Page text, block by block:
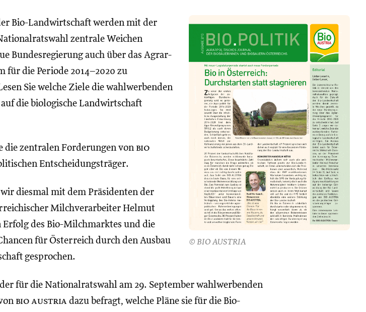
© BIO AUSTRIA
Bio-Landwirtschaft werden mit der
zentrale Weichen
Bundesregierung auch über das Agrar-
für die Periode 2014–2020 zu
Sie welche Ziele die wahlwerbenden
die biologische Landwirtschaft
die zentralen Forderungen von bio
Entscheidungsträger.
diesmal mit dem Präsidenten der
Milchverarbeiter Helmut
Erfolg des Bio-Milchmarktes und die
für Österreich durch den Ausbau
gesprochen.
für die Nationalratswahl am 29. September wahlwerbenden
bio austria dazu befragt, welche Pläne sie für die Bio-